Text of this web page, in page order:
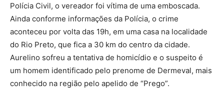
Polícia Civil, o vereador foi vítima de uma emboscada.
Ainda conforme informações da Polícia, o crime
aconteceu por volta das 19h, em uma casa na localidade
do Rio Preto, que fica a 30 km do centro da cidade.
Aurelino sofreu a tentativa de homicídio e o suspeito é
um homem identificado pelo prenome de Dermeval, mais
conhecido na região pelo apelido de “Prego”.